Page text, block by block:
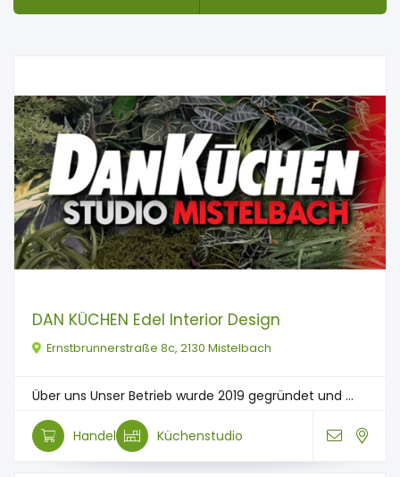
DAN KÜCHEN Edel Interior Design
Ernstbrunnerstraße 8c, 2130 Mistelbach
Über uns Unser Betrieb wurde 2019 gegründet und ...
Handel Küchenstudio